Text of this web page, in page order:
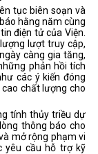
tục biên soạn và
hằng năm cùng
điện tử của Viện.
lượt truy cập,
càng gia tăng,
phản hồi tích
các ý kiến đóng
chất lượng cho
tính thủy triều dự
thông báo cho
mở rộng phạm vi
yêu cầu hỗ trợ kỹ